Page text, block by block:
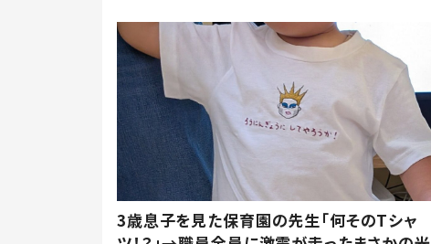
3歳息子を見た保育園の先生「何そのTシャ